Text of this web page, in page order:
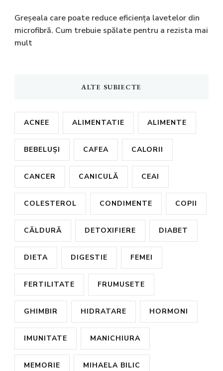
Greșeala care poate reduce eficiența lavetelor din
microfibră. Cum trebuie spălate pentru a rezista mai
mult
ALTE SUBIECTE
ACNEE ALIMENTATIE ALIMENTE
BEBELUȘI CAFEA CALORII
CANCER CANICULĂ CEAI
COLESTEROL CONDIMENTE COPII
CĂLDURĂ DETOXIFIERE DIABET
DIETA DIGESTIE FEMEI
FERTILITATE FRUMUSETE
GHIMBIR HIDRATARE HORMONI
IMUNITATE MANICHIURA
MEMORIE MIHAELA BILIC